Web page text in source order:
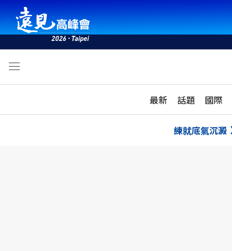
最新 話題 國際
活動
話題
練就底氣沉澱